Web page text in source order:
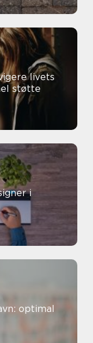
livets
støtte
i
optimal